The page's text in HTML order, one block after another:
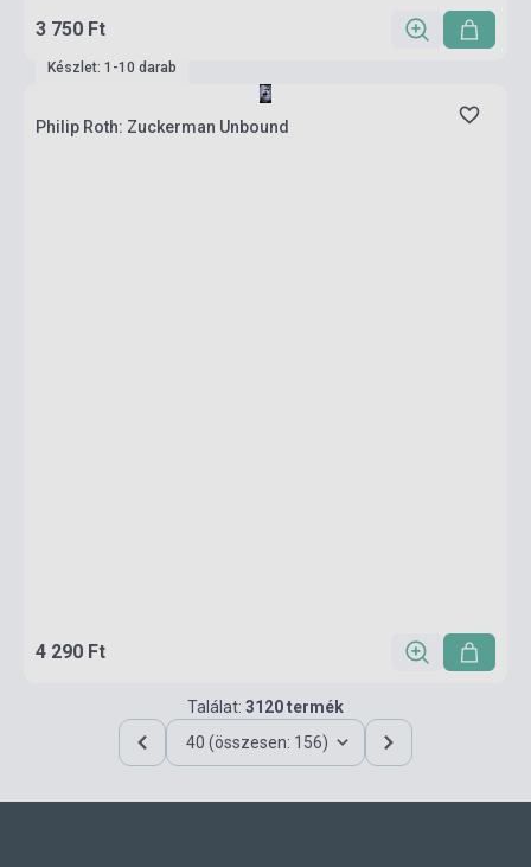
3 750 Ft
Készlet: 1-10 darab
Philip Roth: Zuckerman Unbound
4 290 Ft
Találat: 3120 termék
40 (összesen: 156)